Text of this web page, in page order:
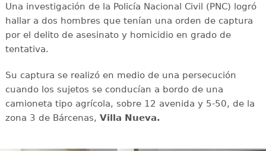
Una investigación de la Policía Nacional Civil (PNC) logró
hallar a dos hombres que tenían una orden de captura
por el delito de asesinato y homicidio en grado de
tentativa.
Su captura se realizó en medio de una persecución
cuando los sujetos se conducían a bordo de una
camioneta tipo agrícola, sobre 12 avenida y 5-50, de la
zona 3 de Bárcenas, Villa Nueva.